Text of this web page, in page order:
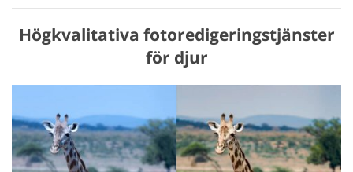
Högkvalitativa fotoredigeringstjänster
för djur